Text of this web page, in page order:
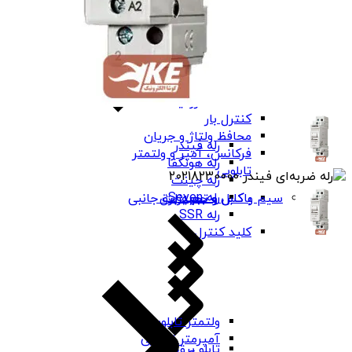
رله فیندر
رله هونگفا
رله چینت
رله Seven
رله SSR
کلید کنترل
کنترل فاز شیوا
امواج
کنترل فاز برنا
الکترونیک
کنترل بار
محافظ ولتاژ و جریان
فرکانس، آمپر و ولتمتر
تابلویی
ولتمتر تابلویی
آمپرمتر تابلویی
باکس و جعبه برق
سیم و کابل و تجهیزات جانبی